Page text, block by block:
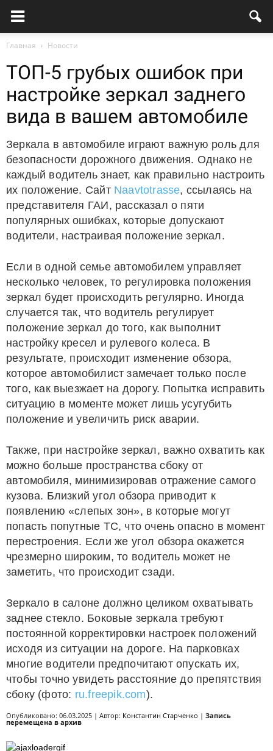
Главная Новости
ТОП-5 грубых ошибок при
настройке зеркал заднего
вида в вашем автомобиле
Зеркала в автомобиле играют важную роль для
безопасности дорожного движения. Однако не
каждый водитель знает, как правильно настроить
их положение. Сайт Naavtotrasse, ссылаясь на
представителя ГАИ, рассказал о пяти
популярных ошибках, которые допускают
водители, настраивая положение зеркал.
Если в одной семье автомобилем управляет
несколько человек, то регулировка положения
зеркал будет происходить регулярно. Иногда
случается так, что водитель регулирует
положение зеркал до того, как выполнит
настройку кресел и рулевого колеса. В
результате, происходит изменение обзора,
которое автомобилист замечает только после
того, как выезжает на дорогу. Попытка исправить
ситуацию в моменте может лишь усугубить
положение и увеличить риск аварии.
Также, при настройке зеркал, важно охватить как
можно больше пространства сбоку от
автомобиля, минимизировав отражение самого
кузова. Близкий угол обзора приводит к
появлению «слепых зон», в которые могут
попасть попутные ТС, что очень опасно в момент
перестроения. Если же угол обзора окажется
чрезмерно широким, то водитель может не
заметить, что происходит сзади.
Зеркало в салоне должно целиком охватывать
заднее стекло. Боковые зеркала требуют
постоянной корректировки настроек положений
исходя из ситуации на дороге. На парковках
многие водители предпочитают опускать их,
чтобы точно увидеть расстояние до препятствия
сбоку (фото: ru.freepik.com).
Опубликовано: 06.03.2025 | Автор: Константин Старченко | Запись
перемещена в архив